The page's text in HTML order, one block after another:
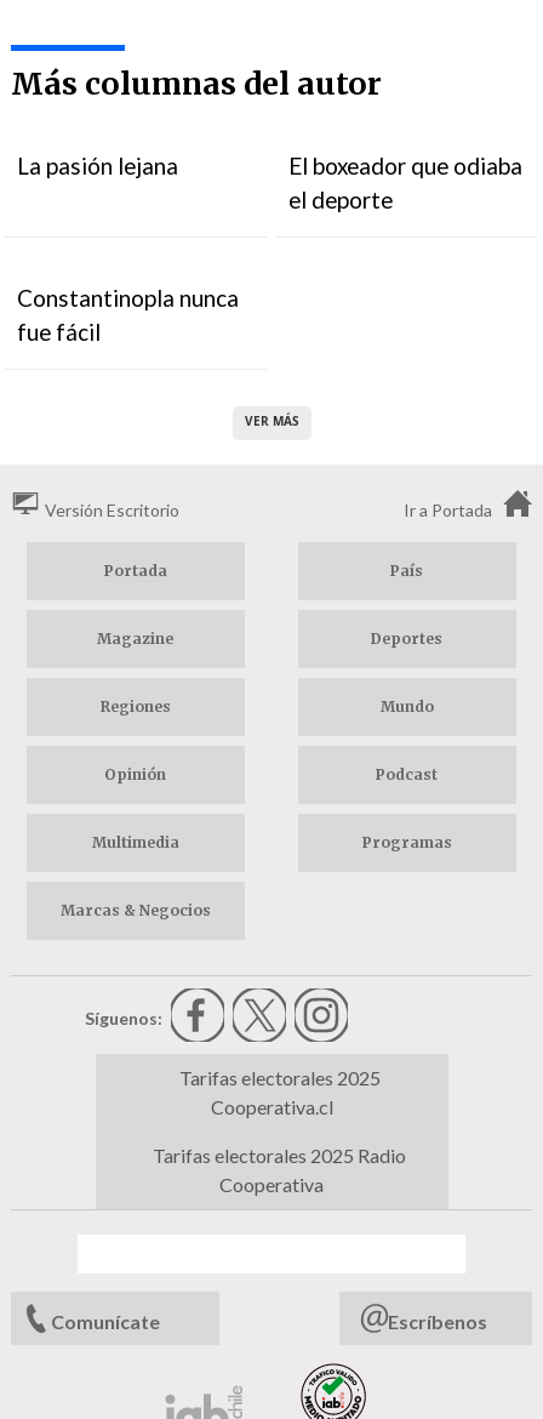
Más columnas del autor
La pasión lejana
El boxeador que odiaba
el deporte
Constantinopla nunca
fue fácil
VER MÁS
Versión Escritorio Ir a Portada
Portada País
Magazine Deportes
Regiones Mundo
Opinión Podcast
Multimedia Programas
Marcas & Negocios
Síguenos:
Tarifas electorales 2025
Cooperativa.cl
Tarifas electorales 2025 Radio
Cooperativa
Comunícate Escríbenos